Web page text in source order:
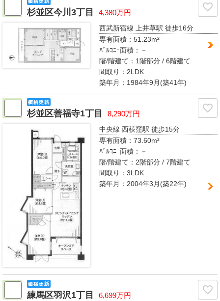
杉並区今川3丁目 4,380万円
西武新宿線 上井草駅徒歩16分
専有面積：51.23m²
ﾊﾞﾙｺﾆｰ面積：
－
階/階建て： 1階部分 / 6階建て
間取り： 2LDK
築年月：1984年9月(築41年)
杉並区善福寺1丁目 8,290万円
中央線 西荻窪駅徒歩15分
専有面積：73.60m²
ﾊﾞﾙｺﾆｰ面積：
－
階/階建て： 2階部分 / 7階建て
間取り：3LDK
築年月：2004年3月(築22年)
練馬区羽沢1丁目 6,699万円